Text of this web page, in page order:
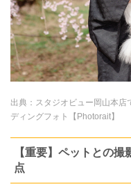
出典： スタジオビュー岡山本店
ディングフォト【Photorait】
【重要】ペットとの
点